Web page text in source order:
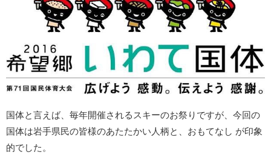
国体と言えば、毎年開催されるスキーのお祭りですが、今回の
国体は岩手県民の皆様のあたたかい人柄と、おもてなし が印象
的でした。